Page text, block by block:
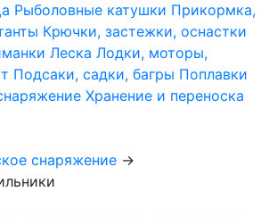
Рыболовные катушки Прикормка,
Крючки, застежки, оснастки
Леска Лодки, моторы,
Подсаки, садки, багры Поплавки
Хранение и переноска
снаряжение →